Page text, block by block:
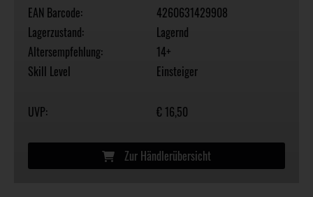
EAN Barcode:
4260631429908
Lagerzustand:
Lagernd
Altersempfehlung:
14+
Skill Level
Einsteiger
UVP: € 16,50
Zur Händlerübersicht